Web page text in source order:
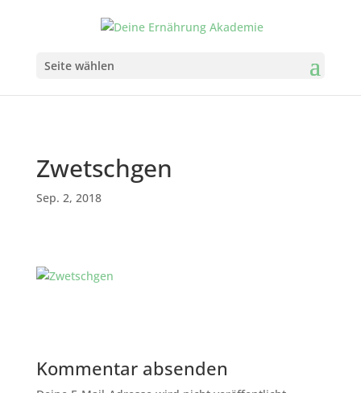
Seite wählen
Zwetschgen
Sep. 2, 2018
Kommentar absenden